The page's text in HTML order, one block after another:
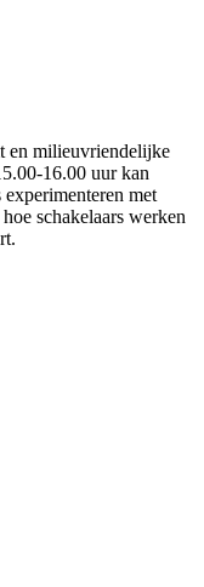
en milieuvriendelijke
16.00 uur kan
met
schakelaars werken